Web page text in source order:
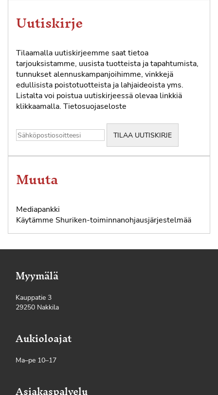
Uutiskirje
Tilaamalla uutiskirjeemme saat tietoa
tarjouksistamme, uusista tuotteista ja tapahtumista,
tunnukset alennuskampanjoihimme, vinkkejä
edullisista poistotuotteista ja lahjaideoista yms.
Listalta voi poistua uutiskirjeessä olevaa linkkiä
klikkaamalla. Tietosuojaseloste
Muuta
Mediapankki
Käytämme Shuriken-toiminnanohjausjärjestelmää
Myymälä
Kauppatie 3
29250 Nakkila
Aukioloajat
Ma–pe 10–17